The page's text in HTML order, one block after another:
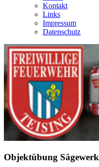
Kontakt
Links
Impressum
Datenschutz
Objektübung Sägewerk